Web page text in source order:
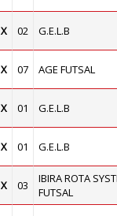
X 02 G.E.L.B
X 07 AGE FUTSAL
X 01 G.E.L.B
X 01 G.E.L.B
X 03
IBIRA ROTA
FUTSAL